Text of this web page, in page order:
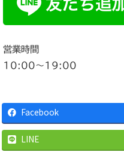
営業時間
10:00〜19:00
Facebook
LINE